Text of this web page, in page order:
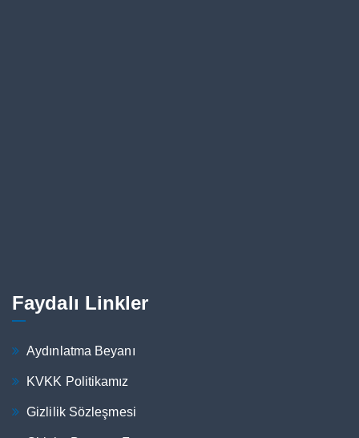
Faydalı Linkler
Aydınlatma Beyanı
KVKK Politikamız
Gizlilik Sözleşmesi